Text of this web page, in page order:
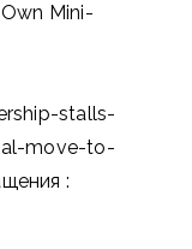
Mini-
stalls-
move-to-
: